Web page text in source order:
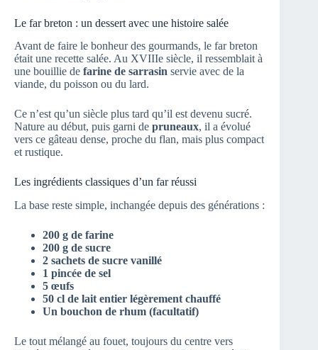
Le far breton : un dessert avec une histoire salée
Avant de faire le bonheur des gourmands, le far breton
était une recette salée. Au XVIIIe siècle, il ressemblait à
une bouillie de farine de sarrasin servie avec de la
viande, du poisson ou du lard.
Ce n’est qu’un siècle plus tard qu’il est devenu sucré.
Nature au début, puis garni de pruneaux, il a évolué
vers ce gâteau dense, proche du flan, mais plus compact
et rustique.
Les ingrédients classiques d’un far réussi
La base reste simple, inchangée depuis des générations :
200 g de farine
200 g de sucre
2 sachets de sucre vanillé
1 pincée de sel
5 œufs
50 cl de lait entier légèrement chauffé
Un bouchon de rhum (facultatif)
Le tout mélangé au fouet, toujours du centre vers